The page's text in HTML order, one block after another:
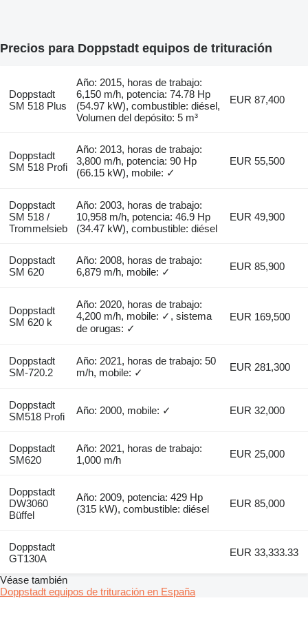
Precios para Doppstadt equipos de trituración
Doppstadt
SM 518 Plus
Año: 2015, horas de trabajo:
6,150 m/h, potencia: 74.78 Hp
(54.97 kW), combustible: diésel,
Volumen del depósito: 5 m³
EUR 87,400
Doppstadt
SM 518 Profi
Año: 2013, horas de trabajo:
3,800 m/h, potencia: 90 Hp
(66.15 kW), mobile: ✓
EUR 55,500
Doppstadt
SM 518 /
Trommelsieb
Año: 2003, horas de trabajo:
10,958 m/h, potencia: 46.9 Hp
(34.47 kW), combustible: diésel
EUR 49,900
Doppstadt
SM 620
Año: 2008, horas de trabajo:
6,879 m/h, mobile: ✓
EUR 85,900
Doppstadt
SM 620 k
Año: 2020, horas de trabajo:
4,200 m/h, mobile: ✓, sistema
de orugas: ✓
EUR 169,500
Doppstadt
SM-720.2
Año: 2021, horas de trabajo: 50
m/h, mobile: ✓
EUR 281,300
Doppstadt
SM518 Profi
Año: 2000, mobile: ✓ EUR 32,000
Doppstadt
SM620
Año: 2021, horas de trabajo:
1,000 m/h
EUR 25,000
Doppstadt
DW3060
Büffel
Año: 2009, potencia: 429 Hp
(315 kW), combustible: diésel
EUR 85,000
Doppstadt
GT130A
EUR 33,333.33
Véase también
Doppstadt equipos de trituración en España